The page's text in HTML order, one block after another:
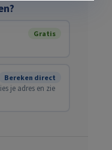
Gratis
Bereken direct
je adres en zie